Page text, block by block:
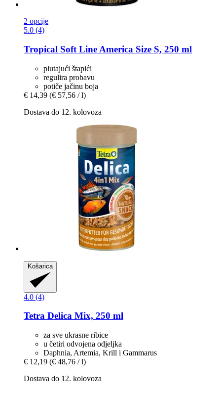
2 opcije
5.0 (4)
Tropical Soft Line America Size S, 250 ml
plutajući štapići
regulira probavu
potiče jačinu boja
€ 14,39 (€ 57,56 / l)
Dostava do 12. kolovoza
Košarica
4.0 (4)
Tetra Delica Mix, 250 ml
za sve ukrasne ribice
u četiri odvojena odjeljka
Daphnia, Artemia, Krill i Gammarus
€ 12,19 (€ 48,76 / l)
Dostava do 12. kolovoza